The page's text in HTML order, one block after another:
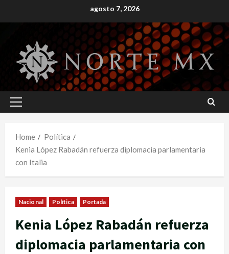
to
agosto 7, 2026
Primary
Home
Política
Kenia López Rabadán refuerza diplomacia parlamentaria
con Italia
Nacional Política Portada
Kenia López Rabadán refuerza
diplomacia parlamentaria con